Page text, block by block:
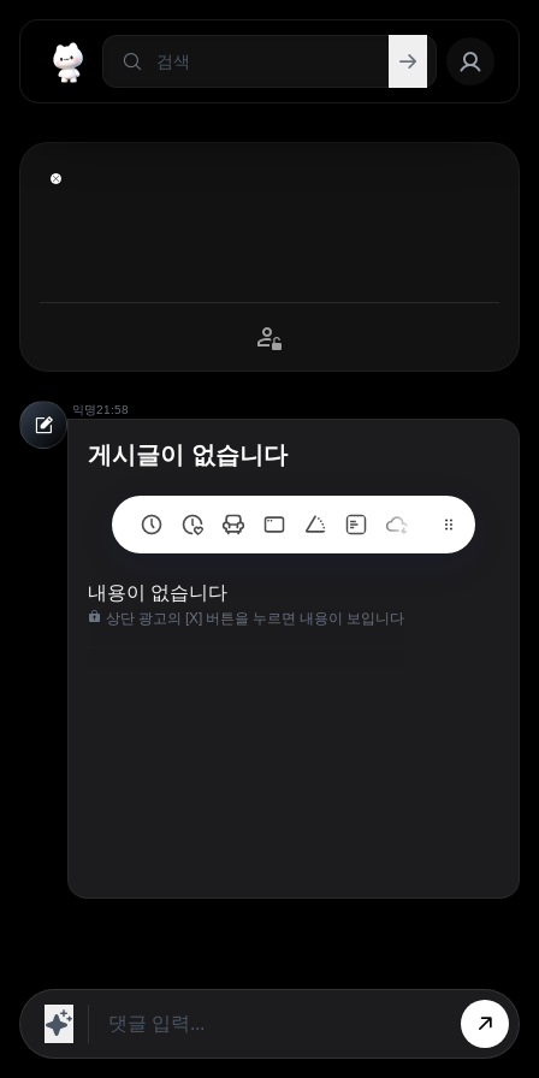
익명21:58
게시글이 없습니다
내용이 없습니다
상단 광고의 [X] 버튼을 누르면 내용이 보입니다